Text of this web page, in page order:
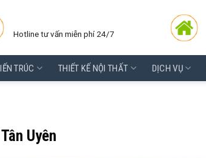
Hotline tư vấn miễn phí 24/7
TRÚC THIẾT KẾ NỘI THẤT DỊCH VỤ
Uyên